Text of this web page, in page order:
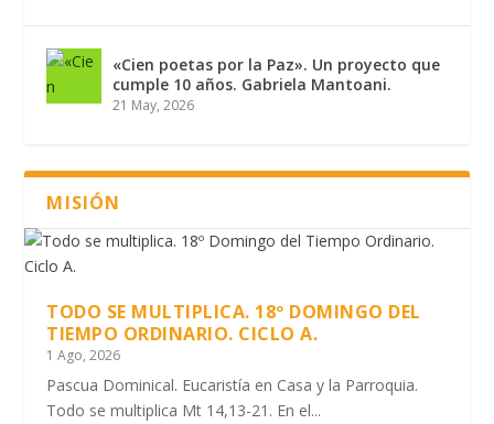
«Cien poetas por la Paz». Un proyecto que
cumple 10 años. Gabriela Mantoani.
21 May, 2026
MISIÓN
TODO SE MULTIPLICA. 18º DOMINGO DEL
TIEMPO ORDINARIO. CICLO A.
1 Ago, 2026
Pascua Dominical. Eucaristía en Casa y la Parroquia.
Todo se multiplica Mt 14,13-21. En el...